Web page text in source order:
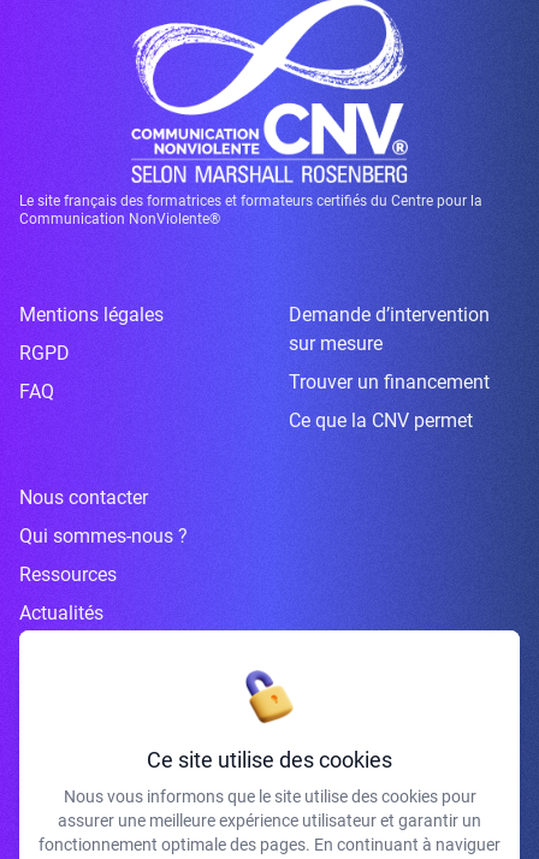
Le site français des formatrices et formateurs certifiés du Centre pour la
Communication NonViolente®
Mentions légales
RGPD
FAQ
Demande d’intervention
sur mesure
Trouver un financement
Ce que la CNV permet
Nous contacter
Qui sommes-nous ?
Ressources
Actualités
Inscrivez-vous à la newsletter
J'accepte de recevoir vos e-mails et confirme avoir pris connaissance de
Ce site utilise des cookies
Nous vous informons que le site utilise des cookies pour
assurer une meilleure expérience utilisateur et garantir un
fonctionnement optimale des pages. En continuant à naviguer